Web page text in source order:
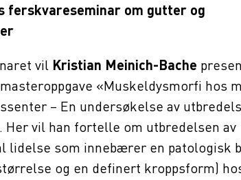
ferskvareseminar om gutter og
vil Kristian Meinich-Bache
«Muskeldysmorfi hos
– En undersøkelse av
vil han fortelle om utbredelsen av
lidelse som innebærer en patologisk
og en definert kroppsform)